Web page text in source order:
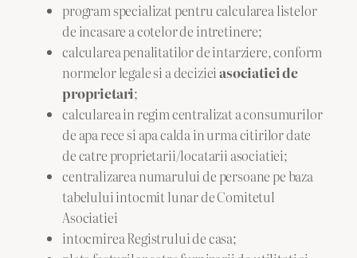
program specializat pentru calcularea listelor
de incasare a cotelor de intretinere;
calcularea penalitatilor de intarziere, conform
normelor legale si a decizieiasociatiei de
proprietari;
calcularea in regim centralizat a consumurilor
de apa rece si apa calda in urma citirilor date
de catre proprietarii/locatarii asociatiei;
centralizarea numarului de persoane pe baza
tabelului intocmit lunar de Comitetul
Asociatiei
intocmirea Registrului de casa;